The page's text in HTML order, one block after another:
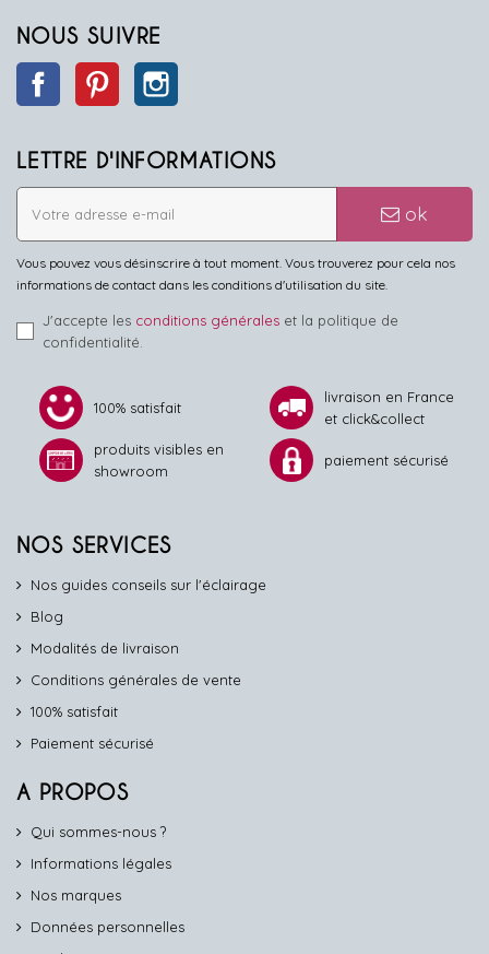
NOUS SUIVRE
Facebook Pinterest
LETTRE D'INFORMATIONS
ok
Vous pouvez vous désinscrire à tout moment. Vous trouverez pour cela nos
informations de contact dans les conditions d'utilisation du site.
J'accepte les conditions générales et la politique de
confidentialité.
100% satisfait
livraison en France
et click&collect
produits visibles en
showroom
paiement sécurisé
NOS SERVICES
Nos guides conseils sur l'éclairage
Blog
Modalités de livraison
Conditions générales de vente
100% satisfait
Paiement sécurisé
A PROPOS
Qui sommes-nous ?
Informations légales
Nos marques
Données personnelles